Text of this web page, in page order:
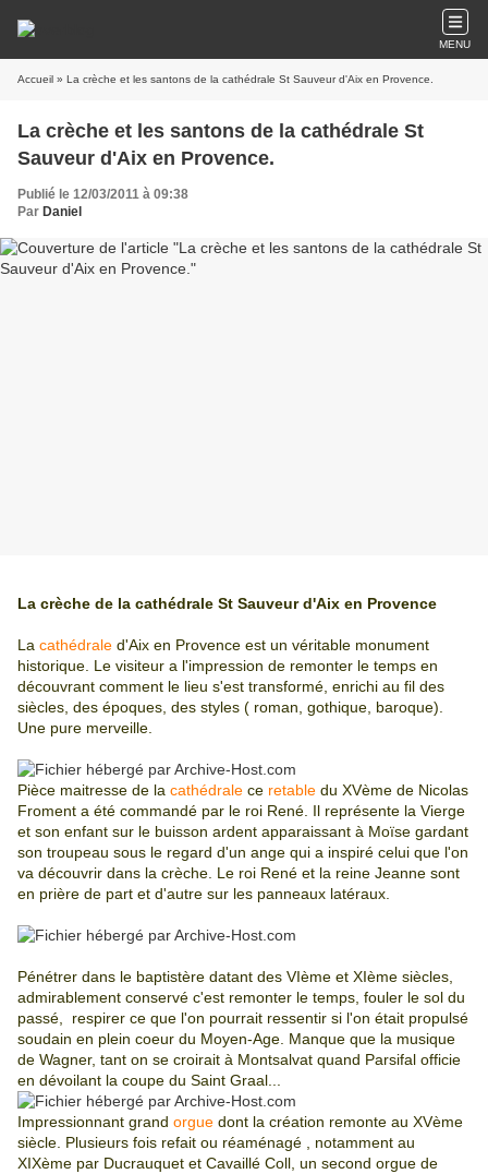
MENU
Accueil » La crèche et les santons de la cathédrale St Sauveur d'Aix en Provence.
La crèche et les santons de la cathédrale St
Sauveur d'Aix en Provence.
Publié le 12/03/2011 à 09:38
Par Daniel
La crèche de la cathédrale St Sauveur d'Aix en Provence
La cathédrale d'Aix en Provence est un véritable monument
historique. Le visiteur a l'impression de remonter le temps en
découvrant comment le lieu s'est transformé, enrichi au fil des
siècles, des époques, des styles ( roman, gothique, baroque).
Une pure merveille.
Pièce maitresse de la cathédrale ce retable du XVème de Nicolas
Froment a été commandé par le roi René. Il représente la Vierge
et son enfant sur le buisson ardent apparaissant à Moïse gardant
son troupeau sous le regard d'un ange qui a inspiré celui que l'on
va découvrir dans la crèche. Le roi René et la reine Jeanne sont
en prière de part et d'autre sur les panneaux latéraux.
Pénétrer dans le baptistère datant des VIème et XIème siècles,
admirablement conservé c'est remonter le temps, fouler le sol du
passé, respirer ce que l'on pourrait ressentir si l'on était propulsé
soudain en plein coeur du Moyen-Age. Manque que la musique
de Wagner, tant on se croirait à Montsalvat quand Parsifal officie
en dévoilant la coupe du Saint Graal...
Impressionnant grand orgue dont la création remonte au XVème
siècle. Plusieurs fois refait ou réaménagé , notamment au
XIXème par Ducrauquet et Cavaillé Coll, un second orgue de